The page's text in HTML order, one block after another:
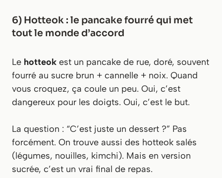
6) Hotteok : le pancake fourré qui met
tout le monde d’accord
Le hotteok est un pancake de rue, doré, souvent
fourré au sucre brun + cannelle + noix. Quand
vous croquez, ça coule un peu. Oui, c’est
dangereux pour les doigts. Oui, c’est le but.
La question : “C’est juste un dessert ?” Pas
forcément. On trouve aussi des hotteok salés
(légumes, nouilles, kimchi). Mais en version
sucrée, c’est un vrai final de repas.